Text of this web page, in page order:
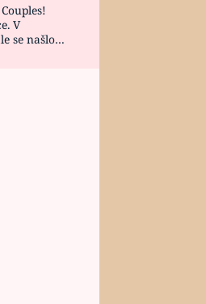
V
se našlo